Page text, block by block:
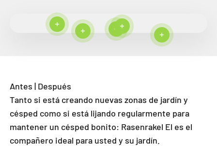
Seguir leyendoSeguir leyendo
Seguir
Seguir leyendo
Seguir leyendo
Antes | Después
Tanto si está creando nuevas zonas de jardín y
césped como si está lijando regularmente para
mantener un césped bonito: Rasenrakel El es el
compañero ideal para usted y su jardín.